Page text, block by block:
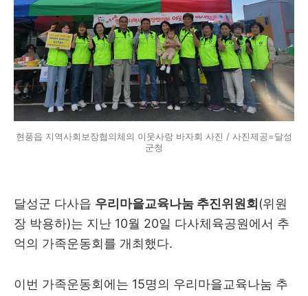
현풍읍 지역사회보장협의체의 이웃사랑 바자회 사진 / 사진제공=달성
군청
달성군 다사읍 우리마을교육나눔 추진위원회 (위원
장 박용하)는 지난 10월 20일 다사체육공원에서 추
억의 가족운동회를 개최했다.
이번 가족운동회에는 15명의 우리마을교육나눔 추